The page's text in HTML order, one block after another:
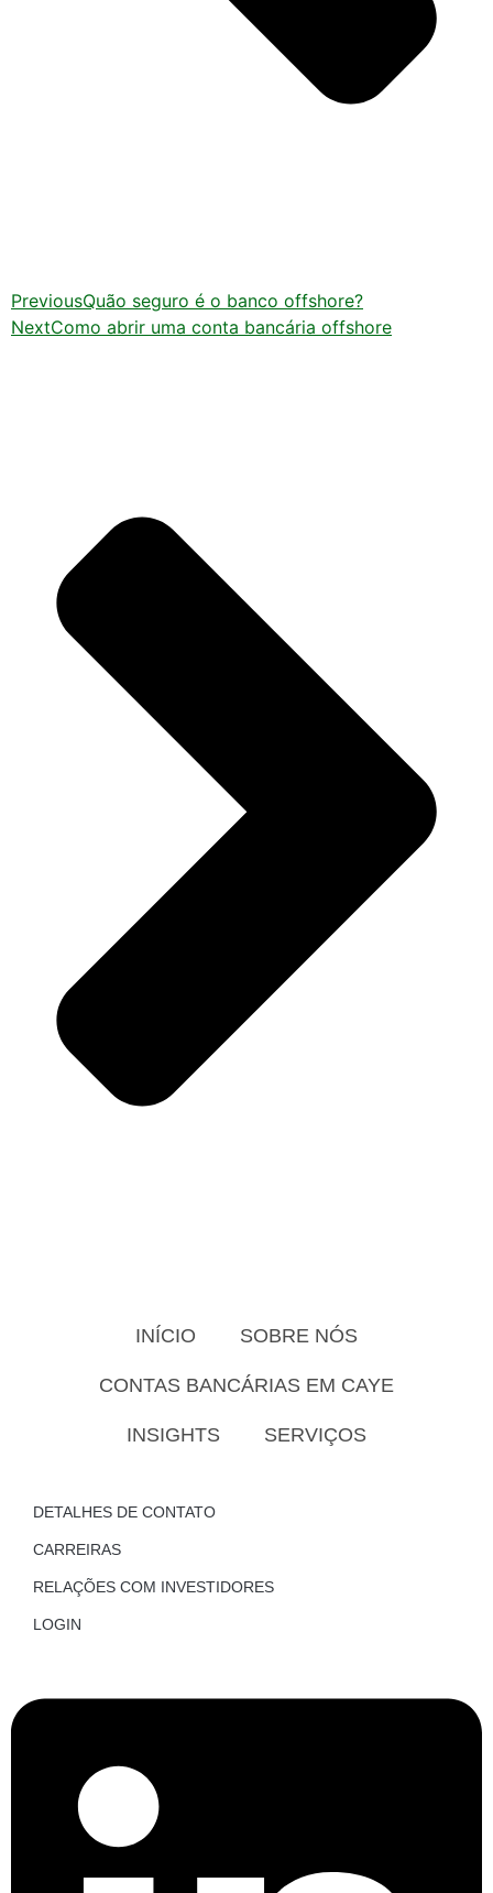
PreviousQuão seguro é o banco offshore?
NextComo abrir uma conta bancária offshore
INÍCIO SOBRE NÓS
CONTAS BANCÁRIAS EM CAYE
INSIGHTS SERVIÇOS
DETALHES DE CONTATO
CARREIRAS
RELAÇÕES COM INVESTIDORES
LOGIN